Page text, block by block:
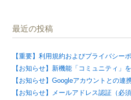
最近の投稿
【重要】利用規約およびプライバシー
【お知らせ】新機能「コミュニティ」
【お知らせ】Googleアカウントとの連
【お知らせ】メールアドレス認証（必